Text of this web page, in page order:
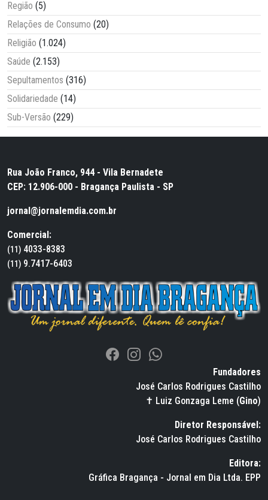
Região (5)
Relações de Consumo (20)
Religião (1.024)
Saúde (2.153)
Sepultamentos (316)
Solidariedade (14)
Sub-Versão (229)
Rua João Franco, 944 - Vila Bernadete
CEP: 12.906-000 - Bragança Paulista - SP
jornal@jornalemdia.com.br
Comercial:
(11) 4033-8383
(11) 9.7417-6403
Fundadores
José Carlos Rodrigues Castilho
✝ Luiz Gonzaga Leme (Gino)
Diretor Responsável:
José Carlos Rodrigues Castilho
Editora:
Gráfica Bragança - Jornal em Dia Ltda. EPP